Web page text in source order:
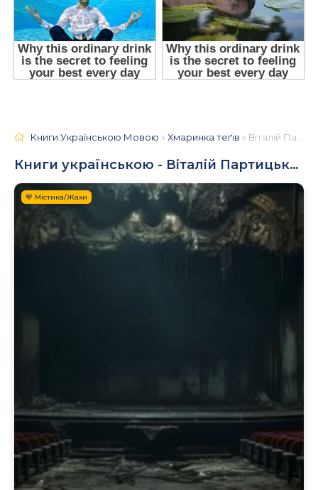
Книги Українською Мовою »Хмаринка теґів » Віталій Партицький
Книги українською - Віталій Партицький
💙 Містика/Жахи